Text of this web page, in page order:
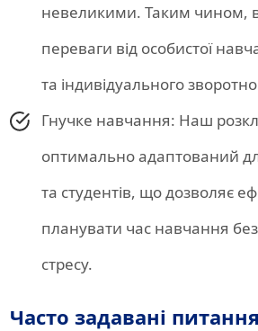
невеликими. Таким чином,
переваги від особистої
та індивідуального
Гнучке навчання: Наш
оптимально адаптований
та студентів, що дозволяє
планувати час навчання
стресу.
Часто задавані питання